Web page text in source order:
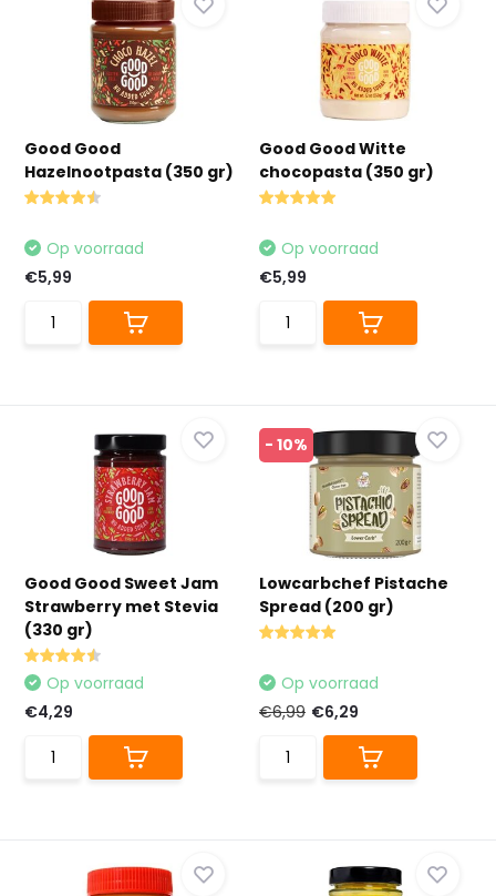
Good Good
Hazelnootpasta (350 gr)
Op voorraad
€5,99
Good Good Witte
chocopasta (350 gr)
Op voorraad
€5,99
Good Good Sweet Jam
Strawberry met Stevia
(330 gr)
Op voorraad
€4,29
- 10%
Lowcarbchef Pistache
Spread (200 gr)
Op voorraad
€6,99 €6,29